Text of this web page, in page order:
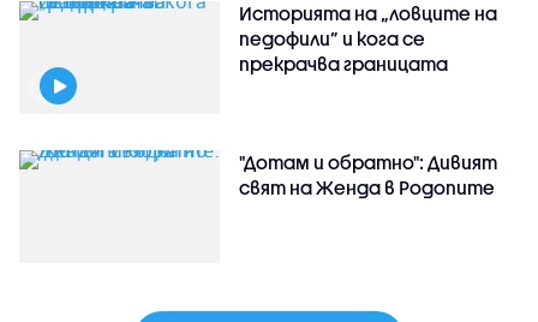
Историята на „ловците на
педофили” и кога се
прекрачва границата
"Дотам и обратно": Дивият
свят на Женда в Родопите